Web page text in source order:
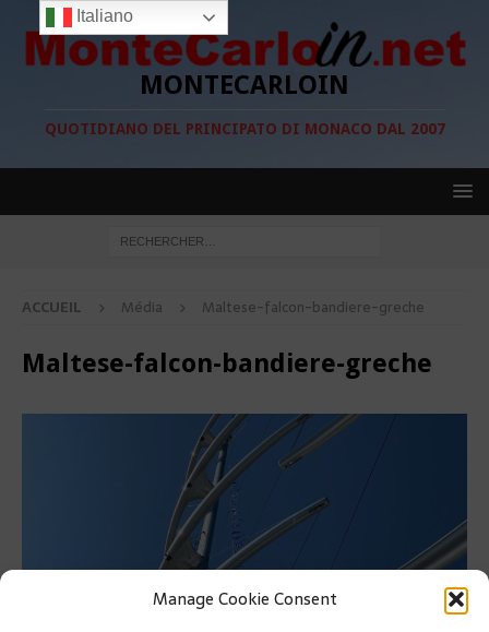
Manage Cookie Consent
MONTECARLOIN
QUOTIDIANO DEL PRINCIPATO DI MONACO DAL 2007
ACCUEIL Média Maltese-falcon-bandiere-greche
Maltese-falcon-bandiere-greche
Italiano